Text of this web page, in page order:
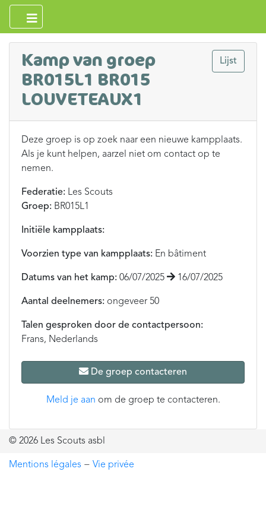
Lijst
Kamp van groep
BR015L1 BR015
LOUVETEAUX1
Deze groep is op zoek naar een nieuwe kampplaats.
Als je kunt helpen, aarzel niet om contact op te
nemen.
Federatie: Les Scouts
Groep: BR015L1
Initiële kampplaats:
Voorzien type van kampplaats: En bâtiment
Datums van het kamp: 06/07/2025 16/07/2025
Aantal deelnemers: ongeveer 50
Talen gesproken door de contactpersoon:
Frans, Nederlands
De groep contacteren
Meld je aan om de groep te contacteren.
© 2026 Les Scouts asbl
Mentions légales − Vie privée